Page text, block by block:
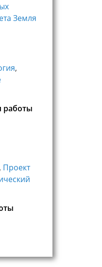
Земля
,
работы
, Проект